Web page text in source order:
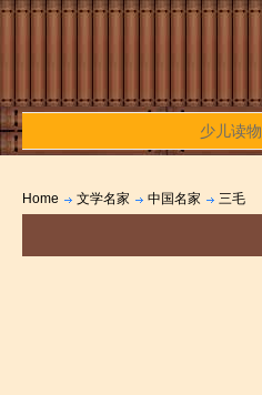
少儿读物
Home 文学名家 中国名家 三毛